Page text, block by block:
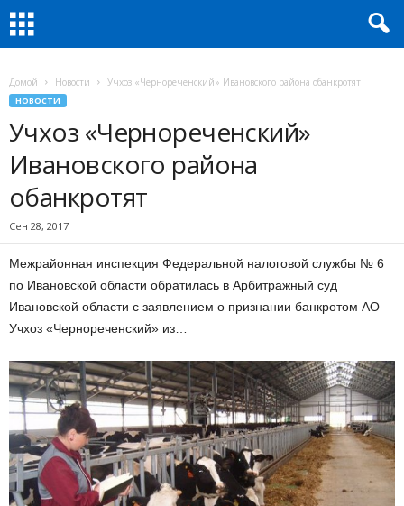
Домой Новости Учхоз «Чернореченский» Ивановского района обанкротят
НОВОСТИ
Учхоз «Чернореченский»
Ивановского района
обанкротят
Сен 28, 2017
Межрайонная инспекция Федеральной налоговой службы № 6
по Ивановской области обратилась в Арбитражный суд
Ивановской области с заявлением о признании банкротом АО
Учхоз «Чернореченский» из…